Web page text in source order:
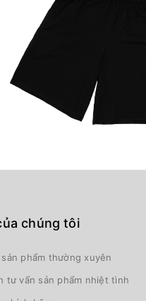
chúng tôi
phẩm thường xuyên
tư vấn sản phẩm nhiệt tình